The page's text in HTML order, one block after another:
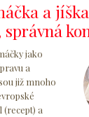
a
jako
a
již mnoho
(recept) a